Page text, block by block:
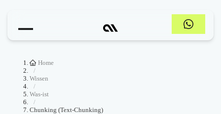
Home
/
Wissen
/
Was-ist
/
Chunking (Text-Chunking)